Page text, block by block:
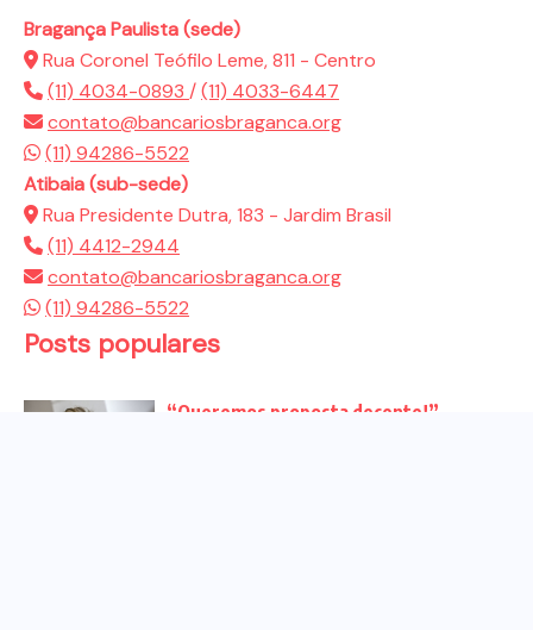
Bragança Paulista (sede)
Rua Coronel Teófilo Leme, 811 - Centro
(11) 4034-0893 /(11) 4033-6447
contato@bancariosbraganca.org
(11) 94286-5522
Atibaia (sub-sede)
Rua Presidente Dutra, 183 - Jardim Brasil
(11) 4412-2944
contato@bancariosbraganca.org
(11) 94286-5522
Posts populares
“Queremos proposta decente!”